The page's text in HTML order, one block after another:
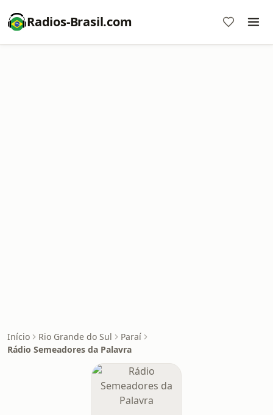
Radios-Brasil.com
Início Rio Grande do Sul
Paraí
Rádio Semeadores da Palavra